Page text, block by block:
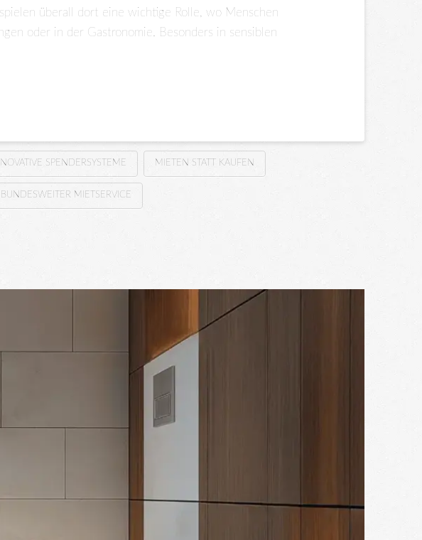
überall dort eine wichtige Rolle, wo Menschen
oder in der Gastronomie. Besonders in sensiblen
SPENDERSYSTEME MIETEN STATT KAUFEN
MIETSERVICE